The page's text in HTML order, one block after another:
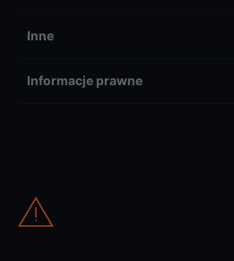
Inne
Informacje prawne